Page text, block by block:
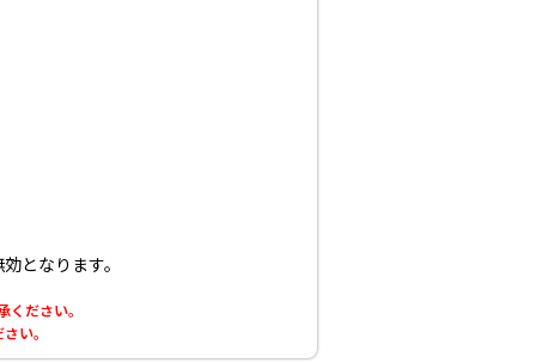
となります。
ださい。
い。